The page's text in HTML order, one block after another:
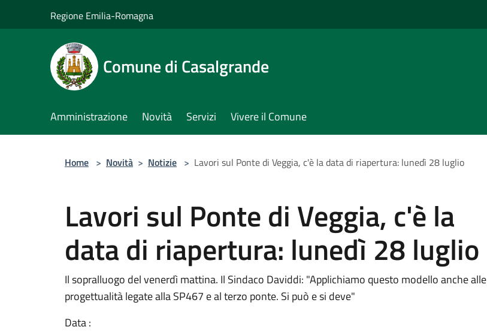
Regione Emilia-Romagna
Comune di Casalgrande
Amministrazione Novità Servizi Vivere il Comune
Home > Novità > Notizie > Lavori sul Ponte di Veggia, c'è la data di riapertura: lunedì 28 luglio
Lavori sul Ponte di Veggia, c'è la
data di riapertura: lunedì 28 luglio
Il sopralluogo del venerdì mattina. Il Sindaco Daviddi: "Applichiamo questo modello anche alle
progettualità legate alla SP467 e al terzo ponte. Si può e si deve"
Data :